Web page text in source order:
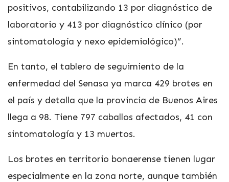
positivos, contabilizando 13 por diagnóstico de
laboratorio y 413 por diagnóstico clínico (por
sintomatología y nexo epidemiológico)”.
En tanto, el tablero de seguimiento de la
enfermedad del Senasa ya marca 429 brotes en
el país y detalla que la provincia de Buenos Aires
llega a 98. Tiene 797 caballos afectados, 41 con
sintomatología y 13 muertos.
Los brotes en territorio bonaerense tienen lugar
especialmente en la zona norte, aunque también